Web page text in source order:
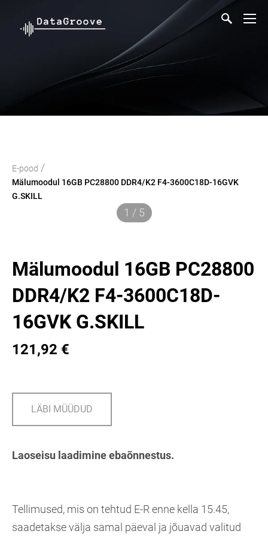
E-pood /
Mälumoodul 16GB PC28800 DDR4/K2 F4-3600C18D-16GVK
G.SKILL
1 / 5
Mälumoodul 16GB PC28800
DDR4/K2 F4-3600C18D-
16GVK G.SKILL
121,92 €
LÄBI MÜÜDUD
Laoseisu laadimine ebaõnnestus.
Tellimused, mis on tehtud E-R enne kella 15.45,
saadetakse välja samal päeval ja jõuavad valitud